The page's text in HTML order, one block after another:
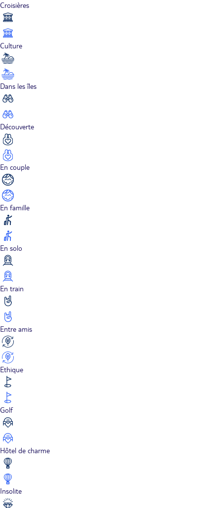
Croisières
Culture
Dans les îles
Découverte
En couple
En famille
En solo
En train
Entre amis
Ethique
Golf
Hôtel de charme
Insolite